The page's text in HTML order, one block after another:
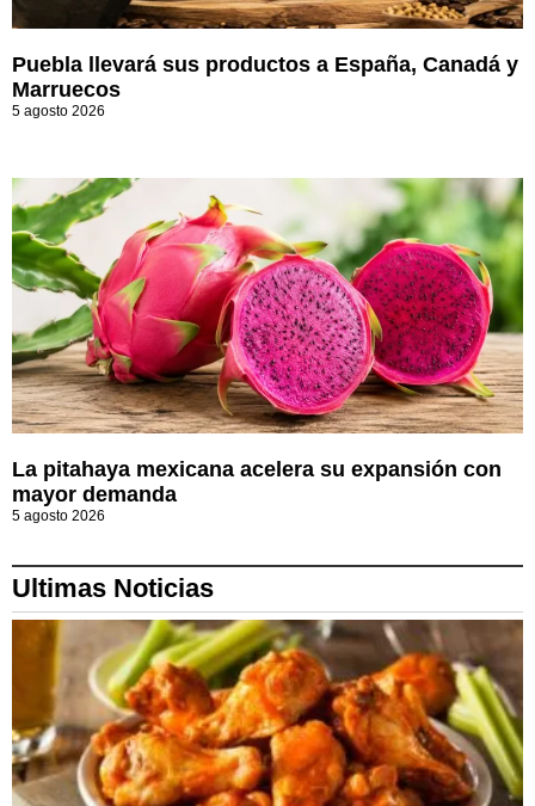
Puebla llevará sus productos a España, Canadá y
Marruecos
5 agosto 2026
La pitahaya mexicana acelera su expansión con
mayor demanda
5 agosto 2026
Ultimas Noticias